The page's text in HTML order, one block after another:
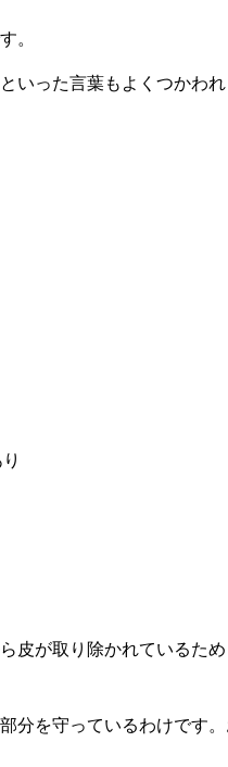
。
いった言葉もよくつかわ
皮が取り除かれているた
分を守っているわけです